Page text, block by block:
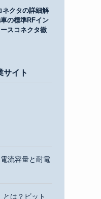
ネクタの詳細解
の標準RFイン
スコネクタ徹
サイト
流容量と耐電
とは？ビット